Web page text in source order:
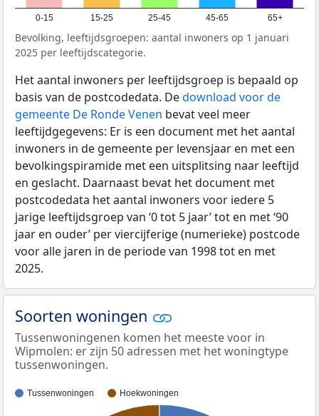
0-15 15-25 25-45 45-65 65+
Bevolking, leeftijdsgroepen: aantal inwoners op 1 januari
2025 per leeftijdscategorie.
Het aantal inwoners per leeftijdsgroep is bepaald op
basis van de postcodedata. Dedownload voor de
gemeente De Ronde Venen bevat veel meer
leeftijdgegevens: Er is een document met het aantal
inwoners in de gemeente per levensjaar en met een
bevolkingspiramide met een uitsplitsing naar leeftijd
en geslacht. Daarnaast bevat het document met
postcodedata het aantal inwoners voor iedere 5
jarige leeftijdsgroep van ‘0 tot 5 jaar’ tot en met ‘90
jaar en ouder’ per viercijferige (numerieke) postcode
voor alle jaren in de periode van 1998 tot en met
2025.
Soorten woningen
Tussenwoningenen komen het meeste voor in
Wipmolen: er zijn 50 adressen met het woningtype
tussenwoningen.
Tussenwoningen Hoekwoningen